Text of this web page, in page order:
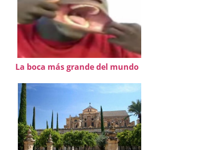
La boca más grande del mundo